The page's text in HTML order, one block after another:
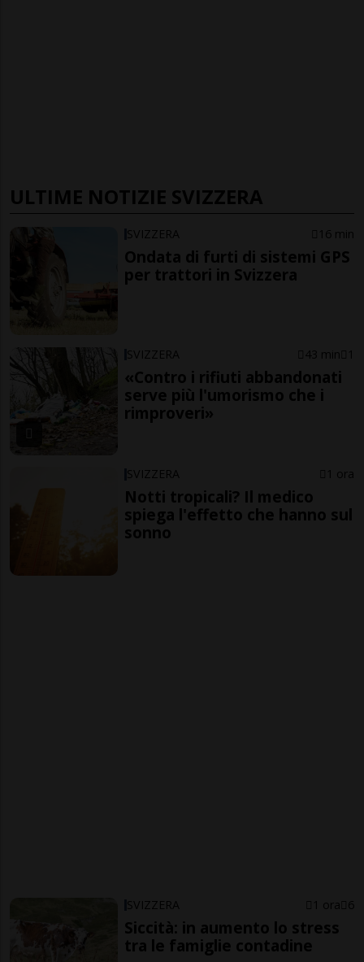
ULTIME NOTIZIE SVIZZERA
SVIZZERA 16 min
Ondata di furti di sistemi GPS
per trattori in Svizzera
SVIZZERA 43 min 1
«Contro i rifiuti abbandonati
serve più l'umorismo che i
rimproveri»
SVIZZERA 1 ora
Notti tropicali? Il medico
spiega l'effetto che hanno sul
sonno
SVIZZERA 1 ora 6
Siccità: in aumento lo stress
tra le famiglie contadine